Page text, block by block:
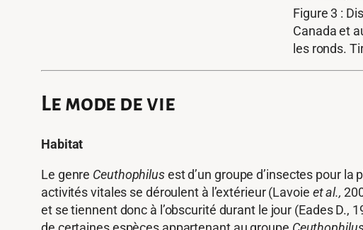
Figure 3 :
Canada et
les ronds.
Le mode de vie
Habitat
Le genre Ceuthophilusest d’un groupe d’insectes pour
activités vitales se déroulent à l’extérieur (Lavoie et al.,
et se tiennent donc à l’obscurité durant le jour (Eades D.,